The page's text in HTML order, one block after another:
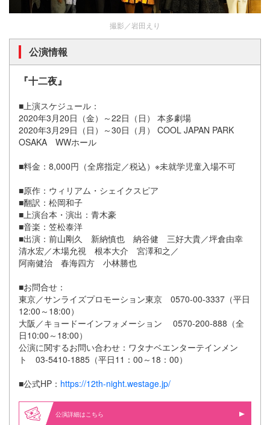
撮影／岩田えり
公演情報
『十二夜』
■上演スケジュール：
2020年3月20日（金）～22日（日） 本多劇場
2020年3月29日（日）～30日（月） COOL JAPAN PARK
OSAKA WWホール
■料金：8,000円（全席指定／税込）※未就学児童入場不可
■原作：ウィリアム・シェイクスピア
■翻訳：松岡和子
■上演台本・演出：青木豪
■音楽：笠松泰洋
■出演：前山剛久 新納慎也 納谷健 三好大貴／坪倉由幸
清水宏／木場允視 根本大介 宮澤和之／
阿南健治 春海四方 小林勝也
■お問合せ：
東京／サンライズプロモーション東京 0570-00-3337（平日
12:00～18:00）
大阪／キョードーインフォメーション 0570-200-888（全
日10:00～18:00）
公演に関するお問い合わせ：ワタナベエンターテインメン
ト 03-5410-1885（平日11：00～18：00）
■公式HP： https://12th-night.westage.jp/
公演詳細はこちら